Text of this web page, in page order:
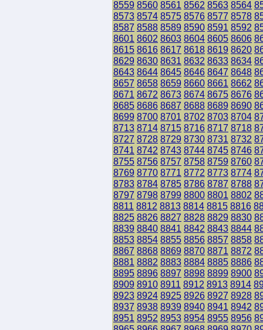
8559 8560 8561 8562 8563 8564
8573 8574 8575 8576 8577 8578
8587 8588 8589 8590 8591 8592
8601 8602 8603 8604 8605 8606
8615 8616 8617 8618 8619 8620
8629 8630 8631 8632 8633 8634
8643 8644 8645 8646 8647 8648
8657 8658 8659 8660 8661 8662
8671 8672 8673 8674 8675 8676
8685 8686 8687 8688 8689 8690
8699 8700 8701 8702 8703 8704
8713 8714 8715 8716 8717 8718
8727 8728 8729 8730 8731 8732
8741 8742 8743 8744 8745 8746
8755 8756 8757 8758 8759 8760
8769 8770 8771 8772 8773 8774
8783 8784 8785 8786 8787 8788
8797 8798 8799 8800 8801 8802
8811 8812 8813 8814 8815 8816
8825 8826 8827 8828 8829 8830
8839 8840 8841 8842 8843 8844
8853 8854 8855 8856 8857 8858
8867 8868 8869 8870 8871 8872
8881 8882 8883 8884 8885 8886
8895 8896 8897 8898 8899 8900
8909 8910 8911 8912 8913 8914
8923 8924 8925 8926 8927 8928
8937 8938 8939 8940 8941 8942
8951 8952 8953 8954 8955 8956